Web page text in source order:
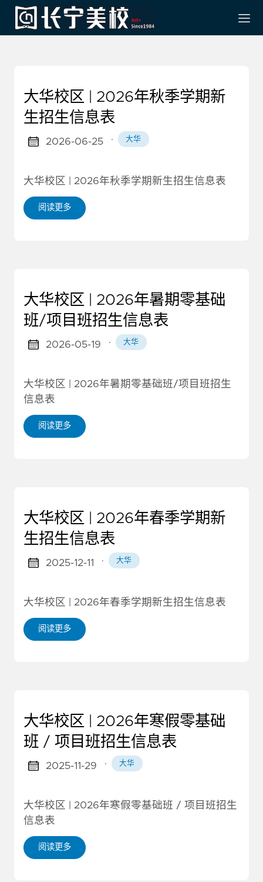
大华校区 | 2026年秋季学期新
生招生信息表
2026-06-25 · 大华
大华校区 | 2026年秋季学期新生招生信息表
阅读更多
大华校区 | 2026年暑期零基础
班/项目班招生信息表
2026-05-19 · 大华
大华校区 | 2026年暑期零基础班/项目班招生
信息表
阅读更多
大华校区 | 2026年春季学期新
生招生信息表
2025-12-11 · 大华
大华校区 | 2026年春季学期新生招生信息表
阅读更多
大华校区 | 2026年寒假零基础
班 / 项目班招生信息表
2025-11-29 · 大华
大华校区 | 2026年寒假零基础班 / 项目班招生
信息表
阅读更多